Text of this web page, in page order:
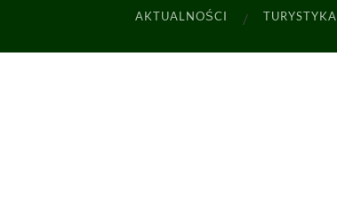
AKTUALNOŚCI TURYSTYKA